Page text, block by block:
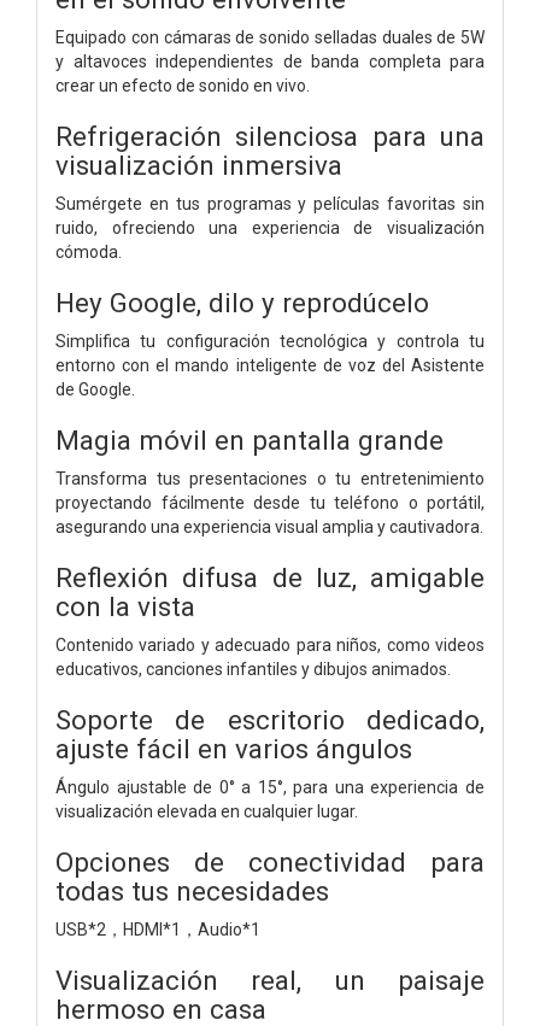
Equipado con cámaras de sonido selladas duales de 5W
y altavoces independientes de banda completa para
crear un efecto de sonido en vivo.
Refrigeración silenciosa para una
visualización inmersiva
Sumérgete en tus programas y películas favoritas sin
ruido, ofreciendo una experiencia de visualización
cómoda.
Hey Google, dilo y reprodúcelo
Simplifica tu configuración tecnológica y controla tu
entorno con el mando inteligente de voz del Asistente
de Google.
Magia móvil en pantalla grande
Transforma tus presentaciones o tu entretenimiento
proyectando fácilmente desde tu teléfono o portátil,
asegurando una experiencia visual amplia y cautivadora.
Reflexión difusa de luz, amigable
con la vista
Contenido variado y adecuado para niños, como videos
educativos, canciones infantiles y dibujos animados.
Soporte de escritorio dedicado,
ajuste fácil en varios ángulos
Ángulo ajustable de 0° a 15°, para una experiencia de
visualización elevada en cualquier lugar.
Opciones de conectividad para
todas tus necesidades
USB*2，HDMI*1，Audio*1
Visualización real, un paisaje
hermoso en casa